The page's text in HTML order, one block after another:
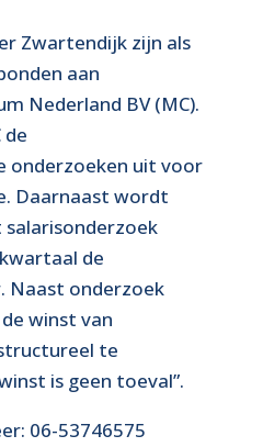
Zwartendijk zijn als
aan
Nederland BV (MC).
de
onderzoeken uit voor
Daarnaast wordt
de
Naast onderzoek
winst van
te
is geen toeval”.
Peer: 06-53746575